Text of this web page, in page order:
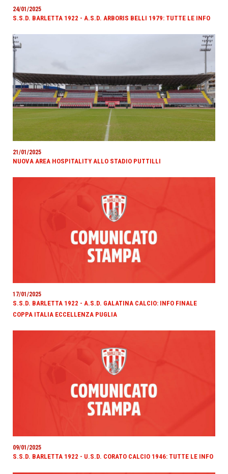
24/01/2025
S.S.D. BARLETTA 1922 - A.S.D. ARBORIS BELLI 1979: TUTTE LE INFO
21/01/2025
NUOVA AREA HOSPITALITY ALLO STADIO PUTTILLI
17/01/2025
S.S.D. BARLETTA 1922 - A.S.D. GALATINA CALCIO: INFO FINALE
COPPA ITALIA ECCELLENZA PUGLIA
09/01/2025
S.S.D. BARLETTA 1922 - U.S.D. CORATO CALCIO 1946: TUTTE LE INFO